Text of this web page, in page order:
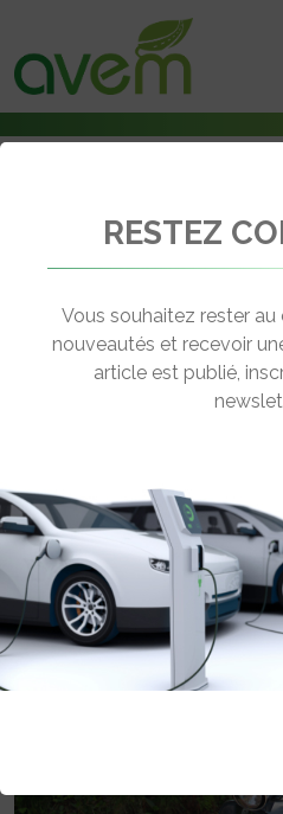
Easy-Watts propose ses deux-
← Revenir aux actualités
ROUES
Rédigé par Philippe Schwoerer le
0 commentaires
RESTEZ
Vous souhaitez rester
nouveautés et recevoir
article est publié,